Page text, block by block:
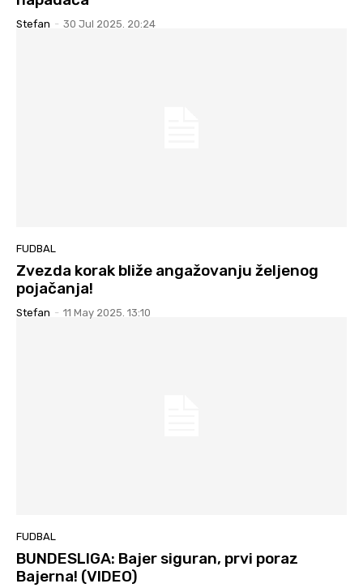
Stefan - 30 Jul 2025. 20:24
FUDBAL
Zvezda korak bliže angažovanju željenog
pojačanja!
Stefan - 11 May 2025. 13:10
FUDBAL
BUNDESLIGA: Bajer siguran, prvi poraz
Bajerna! (VIDEO)